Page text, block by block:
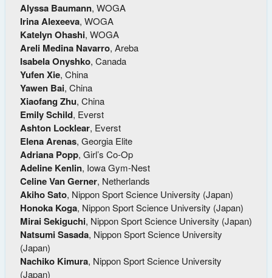
Alyssa Baumann, WOGA
Irina Alexeeva, WOGA
Katelyn Ohashi, WOGA
Areli Medina Navarro, Areba
Isabela Onyshko, Canada
Yufen Xie, China
Yawen Bai, China
Xiaofang Zhu, China
Emily Schild, Everst
Ashton Locklear, Everst
Elena Arenas, Georgia Elite
Adriana Popp, Girl’s Co-Op
Adeline Kenlin, Iowa Gym-Nest
Celine Van Gerner, Netherlands
Akiho Sato, Nippon Sport Science University (Japan)
Honoka Koga, Nippon Sport Science University (Japan)
Mirai Sekiguchi, Nippon Sport Science University (Japan)
Natsumi Sasada, Nippon Sport Science University
(Japan)
Nachiko Kimura, Nippon Sport Science University
(Japan)